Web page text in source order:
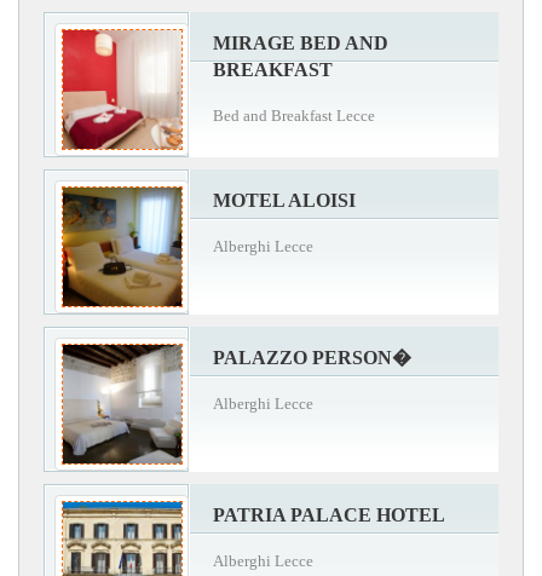
MIRAGE BED AND
BREAKFAST
Bed and Breakfast Lecce
MOTEL ALOISI
Alberghi Lecce
PALAZZO PERSON�
Alberghi Lecce
PATRIA PALACE HOTEL
Alberghi Lecce